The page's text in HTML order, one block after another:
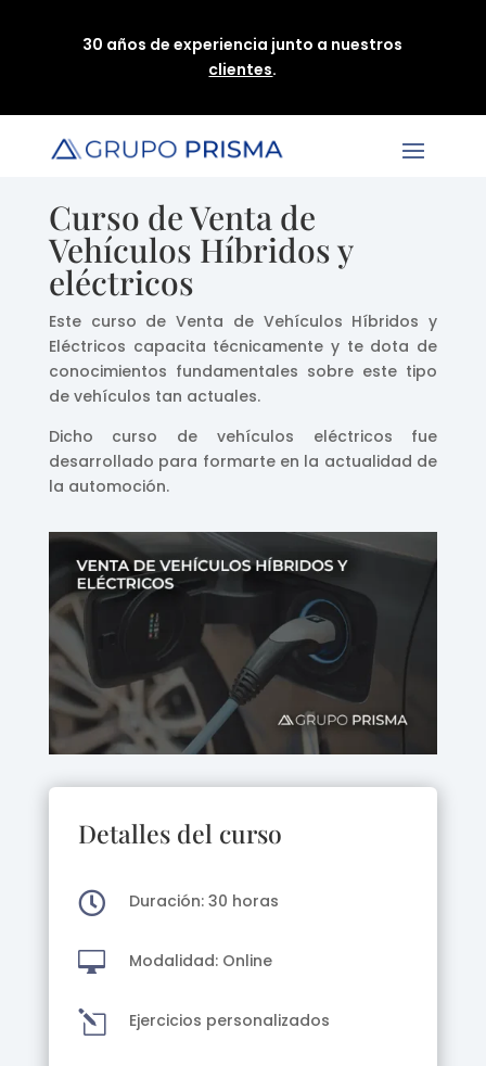
30 años de experiencia junto a nuestros
clientes.
Curso de Venta de
Vehículos Híbridos y
eléctricos
Este curso de Venta de Vehículos Híbridos y
Eléctricos capacita técnicamente y te dota de
conocimientos fundamentales sobre este tipo
de vehículos tan actuales.
Dicho curso de vehículos eléctricos fue
desarrollado para formarte en la actualidad de
la automoción.
Detalles del curso
 Duración: 30 horas
 Modalidad: Online
l Ejercicios personalizados